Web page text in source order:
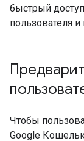
быстрый
пользователя
Чтобы
Google